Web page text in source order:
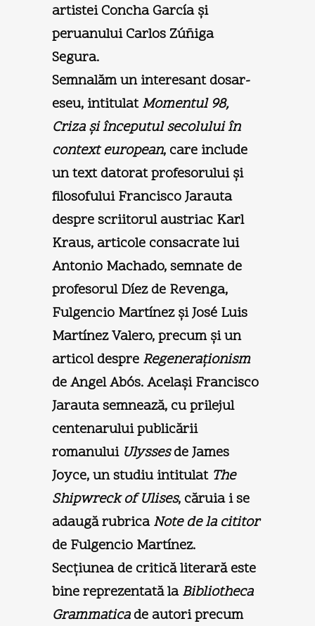
artistei Concha García şi
peruanului Carlos Zúñiga
Segura.
Semnalăm un interesant dosar-
eseu, intitulatMomentul 98,
Criza şi începutul secolului în
context european, care include
un text datorat profesorului şi
filosofului Francisco Jarauta
despre scriitorul austriac Karl
Kraus, articole consacrate lui
Antonio Machado, semnate de
profesorul Díez de Revenga,
Fulgencio Martínez şi José Luis
Martínez Valero, precum şi un
articol despre Regeneraţionism
de Angel Abós. Acelaşi Francisco
Jarauta semnează, cu prilejul
centenarului publicării
romanului Ulyssesde James
Joyce, un studiu intitulat The
Shipwreck of Ulises, căruia i se
adaugă rubricaNote de la cititor
de Fulgencio Martínez.
Secţiunea de critică literară este
bine reprezentată laBibliotheca
Grammaticade autori precum